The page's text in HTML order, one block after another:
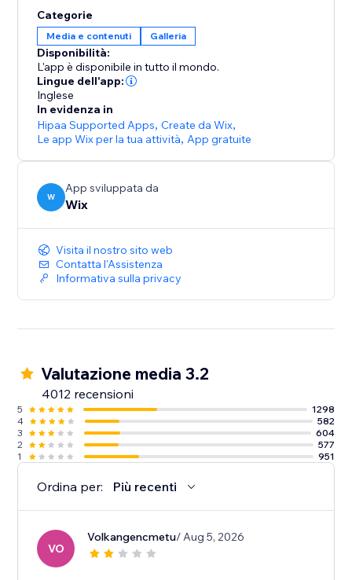
Categorie
Media e contenuti Galleria
Disponibilità:
L'app è disponibile in tutto il mondo.
Lingue dell'app:
Inglese
In evidenza in
Hipaa Supported Apps,Create da Wix,
Le app Wix per la tua attività, App gratuite
W
App sviluppata da
Wix
Visita il nostro sito web
Contatta l'Assistenza
Informativa sulla privacy
Valutazione media 3.2
4012 recensioni
5
1298
4
582
3
604
2
577
1
951
Ordina per: Più recenti
VO
Volkangencmetu/ Aug 5, 2026